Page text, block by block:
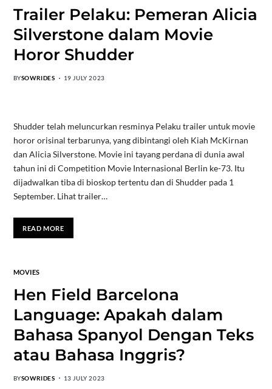
Trailer Pelaku: Pemeran Alicia
Silverstone dalam Movie
Horor Shudder
BYSOWRIDES 19 JULY 2023
Shudder telah meluncurkan resminya Pelaku trailer untuk movie
horor orisinal terbarunya, yang dibintangi oleh Kiah McKirnan
dan Alicia Silverstone. Movie ini tayang perdana di dunia awal
tahun ini di Competition Movie Internasional Berlin ke-73. Itu
dijadwalkan tiba di bioskop tertentu dan di Shudder pada 1
September. Lihat trailer…
READ MORE
MOVIES
Hen Field Barcelona
Language: Apakah dalam
Bahasa Spanyol Dengan Teks
atau Bahasa Inggris?
BYSOWRIDES 13 JULY 2023